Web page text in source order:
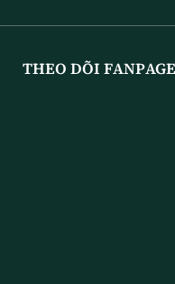
THEO DÕI FANPAGE